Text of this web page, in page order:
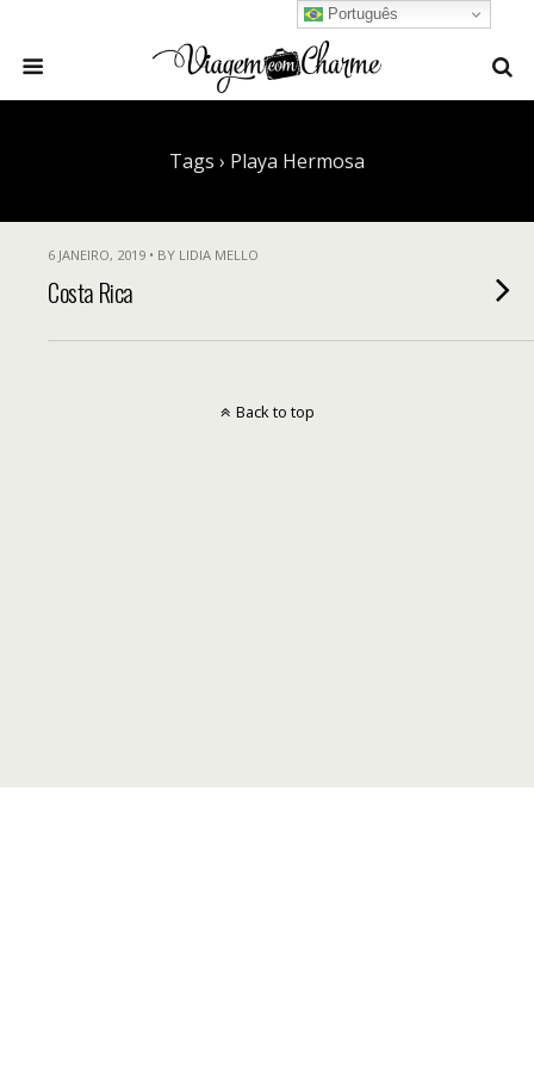
Tags › Playa Hermosa
6 JANEIRO, 2019 • BY LIDIA MELLO
Costa Rica
Português
Back to top